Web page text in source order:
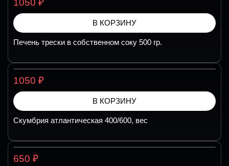
1050
В КОРЗИНУ
Печень трески в собственном соку 500 гр.
1050 ₽
В КОРЗИНУ
Скумбрия атлантическая 400/600, вес
650 ₽